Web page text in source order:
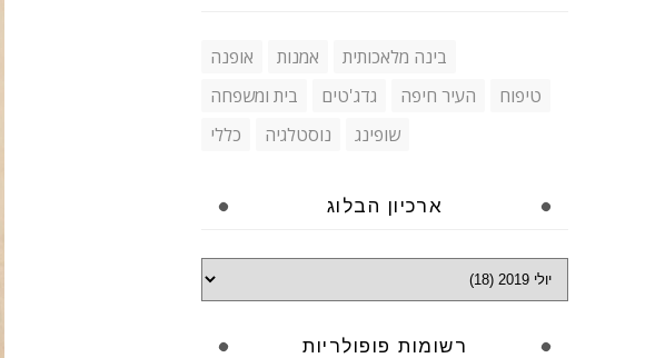
אופנה אמנות
בינה מלאכותית
בית ומשפחה
גדג'טים העיר חיפה
טיפוח
כללי
נוסטלגיה שופינג
ארכיון הבלוג
רשומות פופולריות